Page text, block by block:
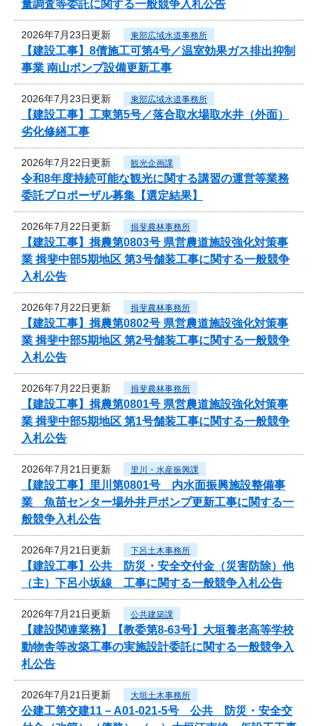
量調査等委託に関する一般競争入札公告
2026年7月23日更新 東部広域水道事務所
【建設工事】8債施工可第4号／温室効果ガス排出抑制
事業 南山ポンプ設備更新工事
2026年7月23日更新 東部広域水道事務所
【建設工事】工東第5号／落合取水場取水井（外面）
劣化修繕工事
2026年7月22日更新 観光企画課
令和8年度持続可能な観光に関する講習の運営等業務
委託プロポーザル募集【選定結果】
2026年7月22日更新 揖斐農林事務所
【建設工事】揖農第0803号 県営農道施設強化対策事
業 揖斐中部5期地区 第3号舗装工事に関する一般競争
入札公告
2026年7月22日更新 揖斐農林事務所
【建設工事】揖農第0802号 県営農道施設強化対策事
業 揖斐中部5期地区 第2号舗装工事に関する一般競争
入札公告
2026年7月22日更新 揖斐農林事務所
【建設工事】揖農第0801号 県営農道施設強化対策事
業 揖斐中部5期地区 第1号舗装工事に関する一般競争
入札公告
2026年7月21日更新 里川・水産振興課
【建設工事】里川第0801号 内水面振興施設整備事
業 魚苗センター場外井戸ポンプ更新工事に関する一
般競争入札公告
2026年7月21日更新 下呂土木事務所
【建設工事】公共 防災・安全交付金（災害防除）他
（主）下呂小坂線 工事に関する一般競争入札公告
2026年7月21日更新 公共建築課
【建設関連業務】【教委第8-63号】大垣養老高等学校
動物舎等改築工事の実施設計委託に関する一般競争入
札公告
2026年7月21日更新 大垣土木事務所
公建工第交建11－A01-021-5号 公共 防災・安全交